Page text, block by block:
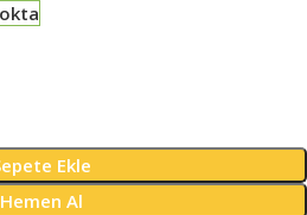
Ekle
Hemen Al